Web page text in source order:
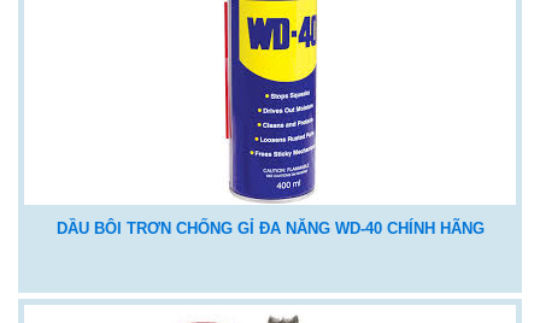
DẦU BÔI TRƠN CHỐNG GỈ ĐA NĂNG WD-40 CHÍNH HÃNG